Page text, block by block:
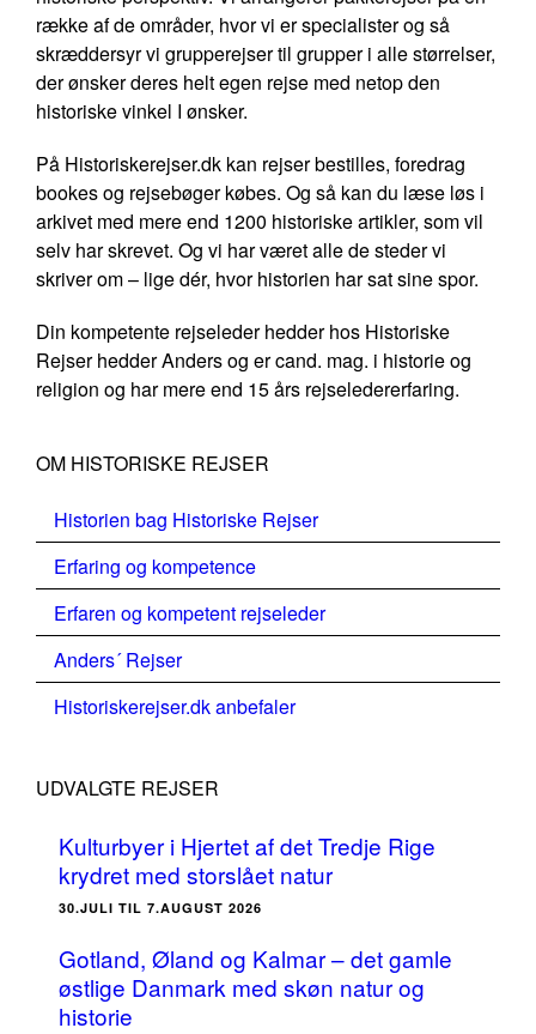
række af de områder, hvor vi er specialister og så
skræddersyr vi grupperejser til grupper i alle størrelser,
der ønsker deres helt egen rejse med netop den
historiske vinkel I ønsker.
På Historiskerejser.dk kan rejser bestilles, foredrag
bookes og rejsebøger købes. Og så kan du læse løs i
arkivet med mere end 1200 historiske artikler, som vil
selv har skrevet. Og vi har været alle de steder vi
skriver om – lige dér, hvor historien har sat sine spor.
Din kompetente rejseleder hedder hos Historiske
Rejser hedder Anders og er cand. mag. i historie og
religion og har mere end 15 års rejseledererfaring.
OM HISTORISKE REJSER
Historien bag Historiske Rejser
Erfaring og kompetence
Erfaren og kompetent rejseleder
Anders´ Rejser
Historiskerejser.dk anbefaler
UDVALGTE REJSER
Kulturbyer i Hjertet af det Tredje Rige
krydret med storslået natur
30.JULI TIL 7.AUGUST 2026
Gotland, Øland og Kalmar – det gamle
østlige Danmark med skøn natur og
historie